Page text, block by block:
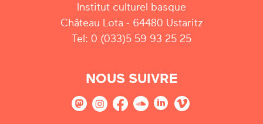
Institut culturel basque
Château Lota - 64480 Ustaritz
Tel: 0 (033)5 59 93 25 25
NOUS SUIVRE